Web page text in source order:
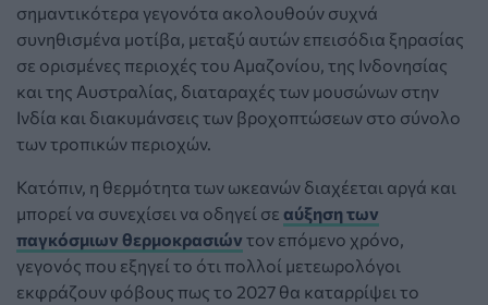
σημαντικότερα γεγονότα ακολουθούν συχνά
συνηθισμένα μοτίβα, μεταξύ αυτών επεισόδια ξηρασίας
σε ορισμένες περιοχές του Αμαζονίου, της Ινδονησίας
και της Αυστραλίας, διαταραχές των μουσώνων στην
Ινδία και διακυμάνσεις των βροχοπτώσεων στο σύνολο
των τροπικών περιοχών.
Κατόπιν, η θερμότητα των ωκεανών διαχέεται αργά και
μπορεί να συνεχίσει να οδηγεί σε αύξηση των
παγκόσμιων θερμοκρασιών τον επόμενο χρόνο,
γεγονός που εξηγεί το ότι πολλοί μετεωρολόγοι
εκφράζουν φόβους πως το 2027 θα καταρρίψει το